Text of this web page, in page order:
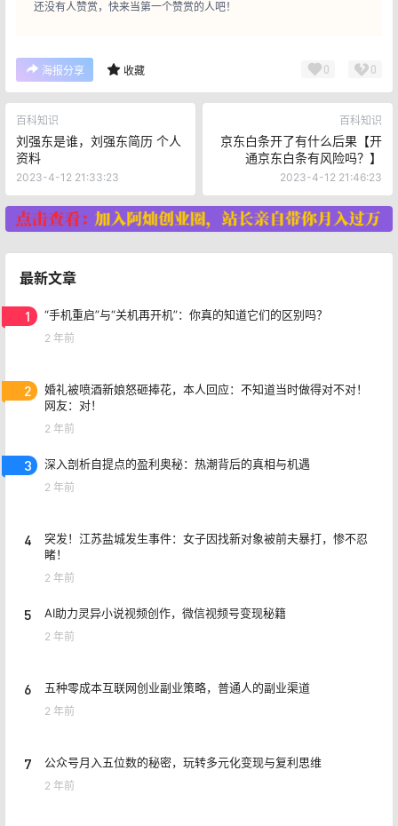
还没有人赞赏，快来当第一个赞赏的人吧！
海报分享 收藏 0 0
百科知识
刘强东是谁，刘强东简历 个人
资料
2023-4-12 21:33:23
百科知识
京东白条开了有什么后果【开
通京东白条有风险吗？】
2023-4-12 21:46:23
最新文章
1 “手机重启”与“关机再开机”：你真的知道它们的区别吗？
2 年前
2
婚礼被喷酒新娘怒砸捧花，本人回应：不知道当时做得对不对！
网友：对！
2 年前
3 深入剖析自提点的盈利奥秘：热潮背后的真相与机遇
2 年前
4
突发！江苏盐城发生事件：女子因找新对象被前夫暴打，惨不忍
睹！
2 年前
5 AI助力灵异小说视频创作，微信视频号变现秘籍
2 年前
6 五种零成本互联网创业副业策略，普通人的副业渠道
2 年前
7 公众号月入五位数的秘密，玩转多元化变现与复利思维
2 年前